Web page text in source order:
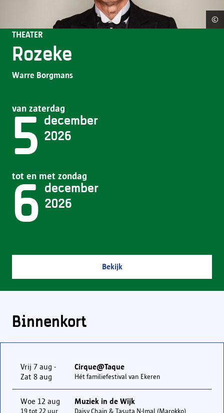
©
THEATER
Rozeke
Warre Borgmans
van zaterdag
5
december
2026
tot en met zondag
6 december
2026
Bekijk
Binnenkort
Vrij 7 aug -
Zat 8 aug
Cirque@Taque
Hét familiefestival van Ekeren
Woe 12 aug
19 tot 22 uur
Muziek in de Wijk
Daisy Chain & Tasuta N-Imal (Marokko)